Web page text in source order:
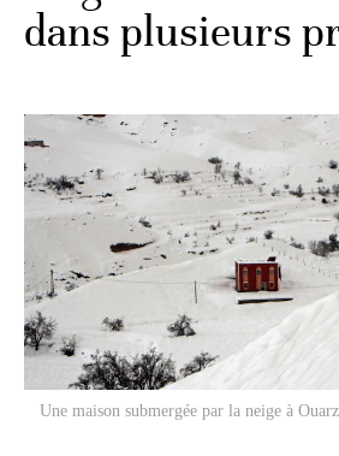
dans plusieurs
Une maison submergée par la neige à